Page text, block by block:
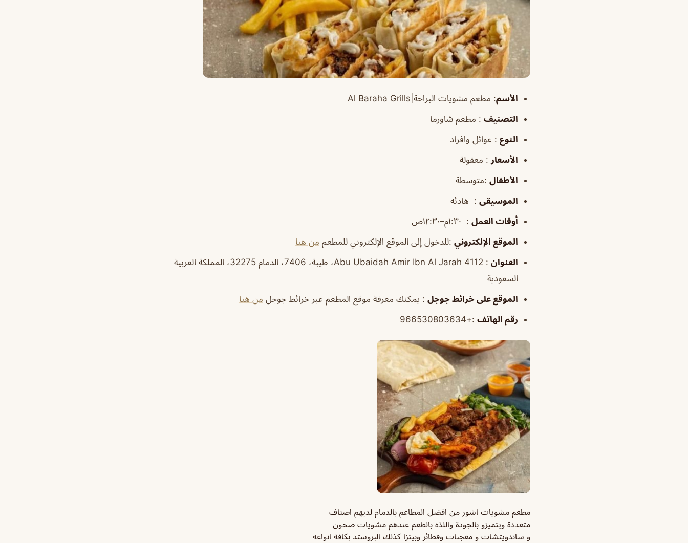
الأسم: مطعم مشويات البراحة|Al Baraha Grills
التصنيف : مطعم شاورما
النوع : عوائل وافراد
الأسعار : معقولة
الأطفال :متوسطة
الموسيقى : هادئه
أوقات العمل : ١:٣٠م–١٢:٣٠ص
الموقع الإلكتروني :للدخول إلى الموقع الإلكتروني للمطعم من هنا
العنوان
: 4112 Abu Ubaidah Amir Ibn Al Jarah، طيبة، 7406، الدمام 32275، المملكة العربية
السعودية
الموقع على خرائط جوجل : يمكنك معرفة موقع المطعم عبر خرائط جوجل من هنا
رقم الهاتف :+966530803634
مطعم مشويات اشور من افضل المطاعم بالدمام لديهم اصناف
متعددة ويتميزو بالجودة واللذه بالطعم عندهم مشويات صحون
و ساندويتشات و معجنات وفطائر وبيتزا كذلك البروستد بكافة انواعه